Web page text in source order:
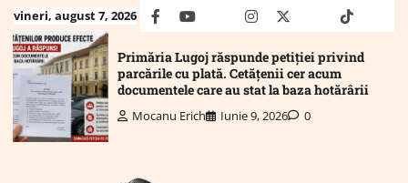
Skip
to
content
vineri, august 7, 2026 facebookyoutubeMailinstagram
twitter truthtiktok
Primăria Lugoj răspunde petiției privind
parcările cu plată. Cetățenii cer acum
documentele care au stat la baza hotărârii
Mocanu Erich Iunie 9, 2026 0